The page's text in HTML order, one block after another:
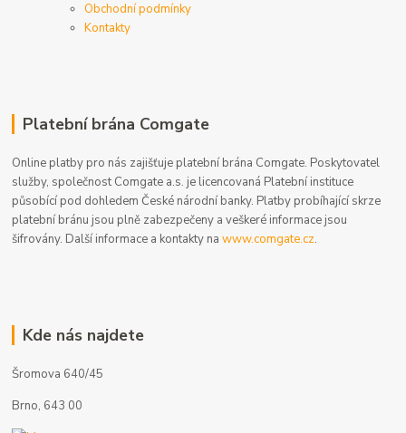
Obchodní podmínky
Kontakty
Platební brána Comgate
Online platby pro nás zajišťuje platební brána Comgate. Poskytovatel
služby, společnost Comgate a.s. je licencovaná Platební instituce
působící pod dohledem České národní banky. Platby probíhající skrze
platební bránu jsou plně zabezpečeny a veškeré informace jsou
šifrovány. Další informace a kontakty nawww.comgate.cz.
Kde nás najdete
Šromova 640/45
Brno, 643 00